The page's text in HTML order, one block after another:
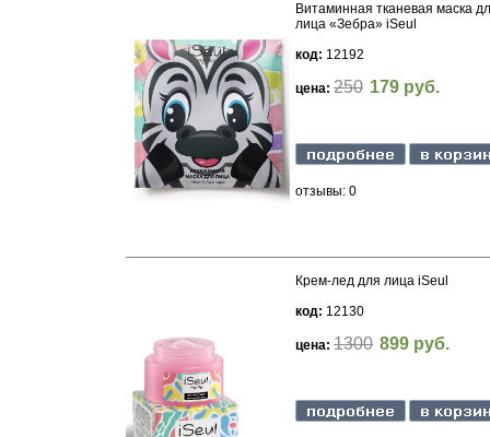
Витаминная тканевая маска
лица «Зебра» iSeul
код: 12192
цена: 250 179 руб.
отзывы: 0
Крем-лед для лица iSeul
код: 12130
цена: 1300 899 руб.